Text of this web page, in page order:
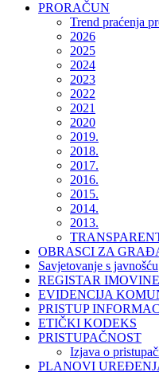
PRORAČUN
Trend praćenja
2026
2025
2024
2023
2022
2021
2020
2019.
2018.
2017.
2016.
2015.
2014.
2013.
OBRASCI ZA
Savjetovanje s javnošću
REGISTAR
EVIDENCIJA
PRISTUP
ETIČKI KODEKS
PRISTUPAČNOST
Izjava o
PLANOVI